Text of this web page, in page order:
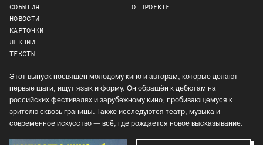
СОБЫТИЯ
НОВОСТИ
КАРТОЧКИ
ЛЕКЦИИ
ТЕКСТЫ
О ПРОЕКТЕ
Этот выпуск посвящён молодому кино и авторам, которые делают
первые шаги, ищут язык и форму. Он обращён к дебютам на
российских фестивалях и зарубежному кино, пробивающемуся к
зрителю сквозь границы. Также исследуются театр, музыка и
современное искусство — всё, где рождается новое высказывание.